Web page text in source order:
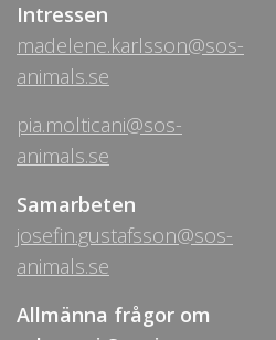
Intressen
madelene.karlsson@sos-
animals.se
pia.molticani@sos-
animals.se
Samarbeten
josefin.gustafsson@sos-
animals.se
Allmänna frågor om